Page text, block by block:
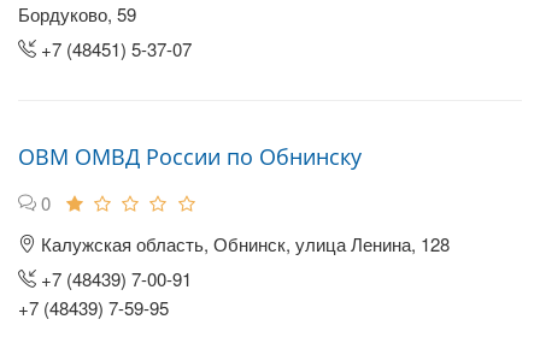
Бордуково, 59
+7 (48451) 5-37-07
ОВМ ОМВД России по Обнинску
0
Калужская область, Обнинск, улица Ленина, 128
+7 (48439) 7-00-91
+7 (48439) 7-59-95